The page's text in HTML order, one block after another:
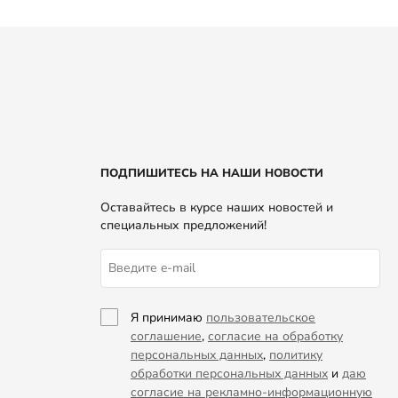
ПОДПИШИТЕСЬ НА НАШИ НОВОСТИ
Оставайтесь в курсе наших новостей и
специальных предложений!
Я принимаю пользовательское
соглашение, согласие на обработку
персональных данных, политику
обработки персональных данных и даю
согласие на рекламно-информационную